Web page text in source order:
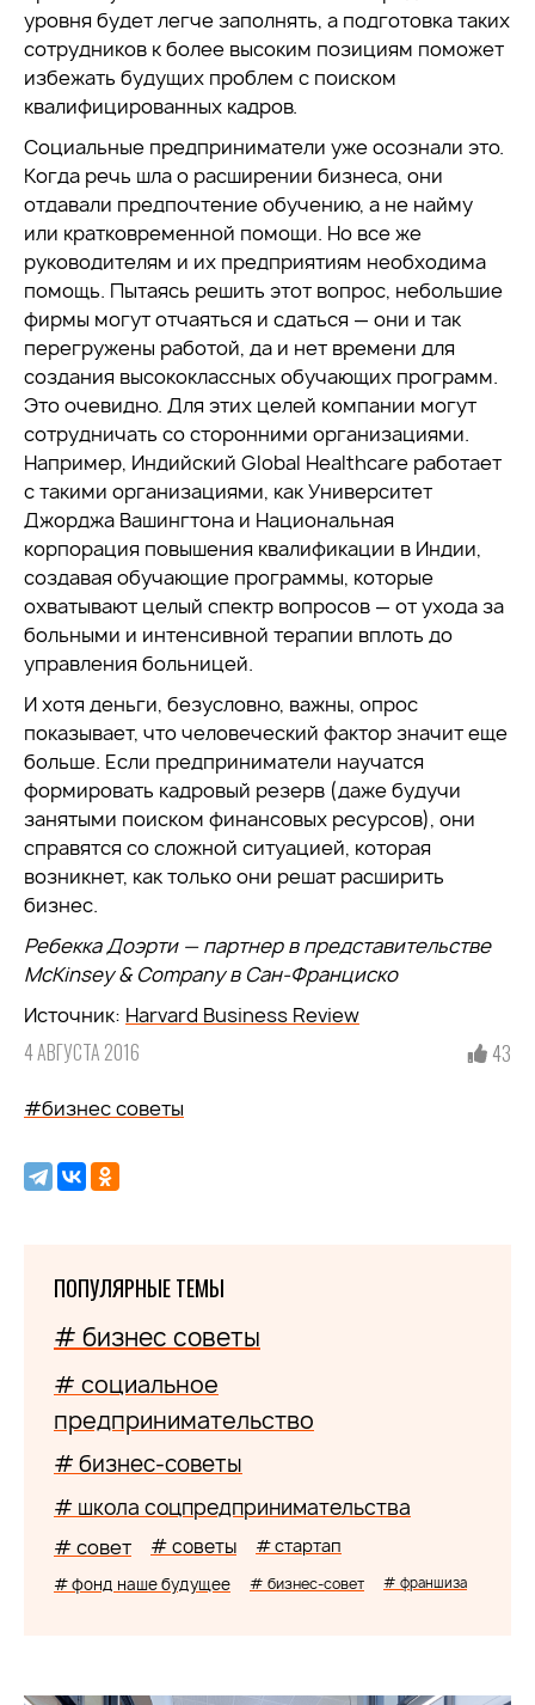
уровня будет легче заполнять, а подготовка таких
сотрудников к более высоким позициям поможет
избежать будущих проблем с поиском
квалифицированных кадров.
Социальные предприниматели уже осознали это.
Когда речь шла о расширении бизнеса, они
отдавали предпочтение обучению, а не найму
или кратковременной помощи. Но все же
руководителям и их предприятиям необходима
помощь. Пытаясь решить этот вопрос, небольшие
фирмы могут отчаяться и сдаться — они и так
перегружены работой, да и нет времени для
создания высококлассных обучающих программ.
Это очевидно. Для этих целей компании могут
сотрудничать со сторонними организациями.
Например, Индийский Global Healthcare работает
с такими организациями, как Университет
Джорджа Вашингтона и Национальная
корпорация повышения квалификации в Индии,
создавая обучающие программы, которые
охватывают целый спектр вопросов — от ухода за
больными и интенсивной терапии вплоть до
управления больницей.
И хотя деньги, безусловно, важны, опрос
показывает, что человеческий фактор значит еще
больше. Если предприниматели научатся
формировать кадровый резерв (даже будучи
занятыми поиском финансовых ресурсов), они
справятся со сложной ситуацией, которая
возникнет, как только они решат расширить
бизнес.
Ребекка Доэрти — партнер в представительстве
McKinsey & Company в Сан-Франциско
Источник: Harvard Business Review
4 АВГУСТА 2016 43
#бизнес советы
ПОПУЛЯРНЫЕ ТЕМЫ
# бизнес советы
# социальное
предпринимательство
# бизнес-советы
# школа соцпредпринимательства
# совет # советы # стартап
# фонд наше будущее # бизнес-совет # франшиза